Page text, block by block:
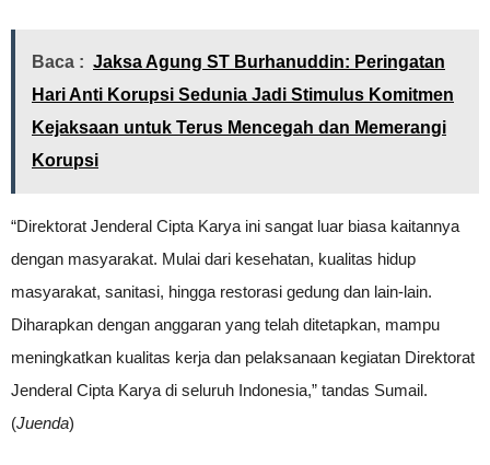
Baca : Jaksa Agung ST Burhanuddin: Peringatan
Hari Anti Korupsi Sedunia Jadi Stimulus Komitmen
Kejaksaan untuk Terus Mencegah dan Memerangi
Korupsi
“Direktorat Jenderal Cipta Karya ini sangat luar biasa kaitannya
dengan masyarakat. Mulai dari kesehatan, kualitas hidup
masyarakat, sanitasi, hingga restorasi gedung dan lain-lain.
Diharapkan dengan anggaran yang telah ditetapkan, mampu
meningkatkan kualitas kerja dan pelaksanaan kegiatan Direktorat
Jenderal Cipta Karya di seluruh Indonesia,” tandas Sumail.
(Juenda)